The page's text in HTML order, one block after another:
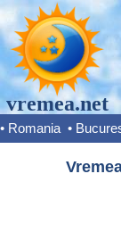
vremea.net
• Romania •